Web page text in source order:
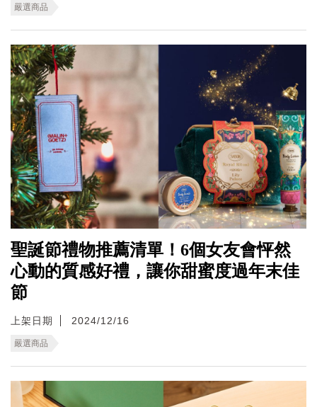
嚴選商品
聖誕節禮物推薦清單！6個女友會怦然
心動的質感好禮，讓你甜蜜度過年末佳
節
上架日期 2024/12/16
嚴選商品